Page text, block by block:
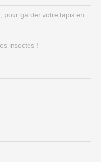
pour garder votre tapis en
insectes !